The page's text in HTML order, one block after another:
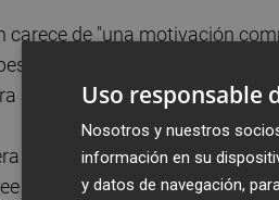
carece de "una motivación
de que validar si los
de sus competencias".
que esta "garantía" es
que las conclusiones de la
Uso responsable
Nosotros y nuestros
información en su
y datos de navegación,